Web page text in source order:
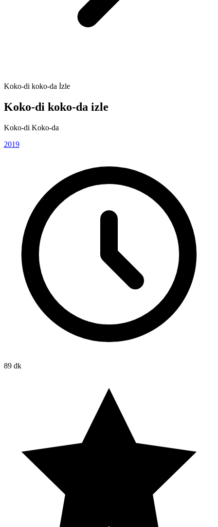
Koko-di koko-da İzle
Koko-di koko-da izle
Koko-di Koko-da
2019
89 dk